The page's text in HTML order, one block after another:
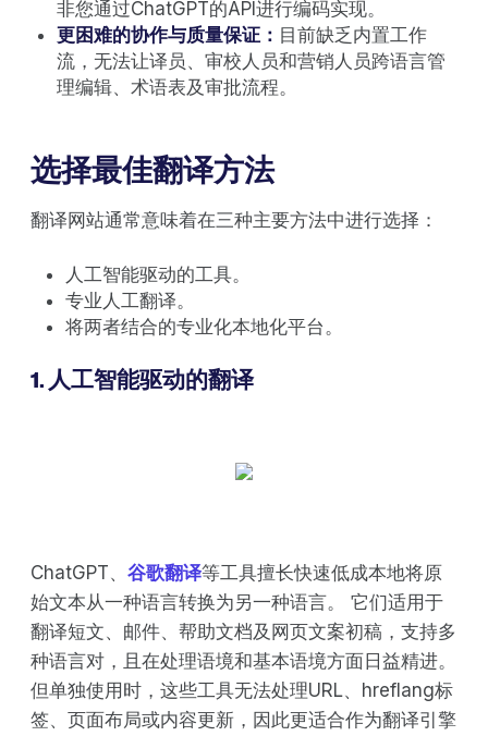
非您通过ChatGPT的API进行编码实现。
更困难的协作与质量保证： 目前缺乏内置工作
流，无法让译员、审校人员和营销人员跨语言管
理编辑、术语表及审批流程。
选择最佳翻译方法
翻译网站通常意味着在三种主要方法中进行选择：
人工智能驱动的工具。
专业人工翻译。
将两者结合的专业化本地化平台。
1. 人工智能驱动的翻译
ChatGPT、 谷歌翻译等工具擅长快速低成本地将原
始文本从一种语言转换为另一种语言。 它们适用于
翻译短文、邮件、帮助文档及网页文案初稿，支持多
种语言对，且在处理语境和基本语境方面日益精进。
但单独使用时，这些工具无法处理URL、hreflang标
签、页面布局或内容更新，因此更适合作为翻译引擎